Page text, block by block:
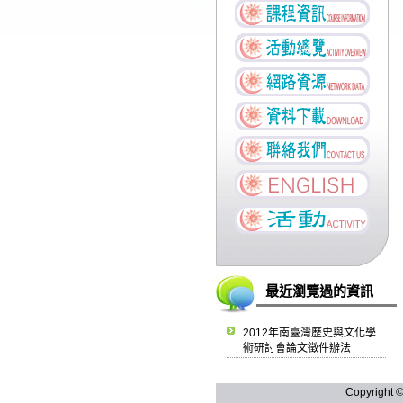
最近瀏覽過的資訊
2012年南臺灣歷史與文化學
術研討會論文徵件辦法
Copyright